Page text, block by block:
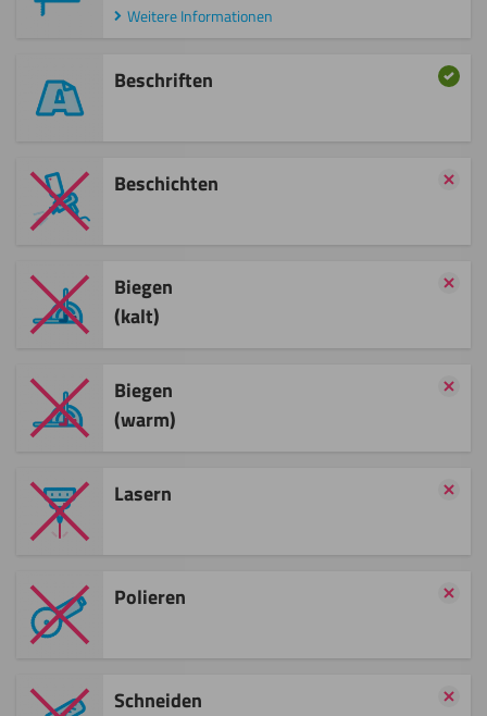
Weitere Informationen
Beschriften
Beschichten
Biegen
(kalt)
Biegen
(warm)
Lasern
Polieren
Schneiden